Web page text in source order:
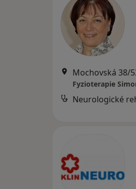
Mochovská 38/
Fyzioterapie
Neurologické